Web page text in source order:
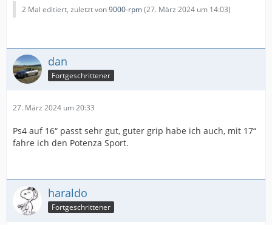
2 Mal editiert, zuletzt von9000-rpm(27. März 2024 um 14:03)
dan
Fortgeschrittener
27. März 2024 um 20:33
Ps4 auf 16“ passt sehr gut, guter grip habe ich auch, mit 17“
fahre ich den Potenza Sport.
haraldo
Fortgeschrittener